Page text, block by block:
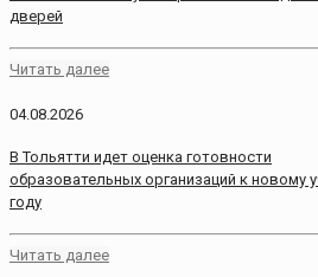
дверей
Читать далее
04.08.2026
В Тольятти идет оценка готовности
образовательных организаций к новому
году
Читать далее